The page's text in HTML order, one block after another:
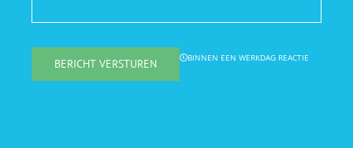
kon hij volledig buigen en strekken en
belasten.
De fysiotherapeut van de voetbal heeft
BERICHT VERSTUREN BINNEN EEN WERKDAG REACTIE